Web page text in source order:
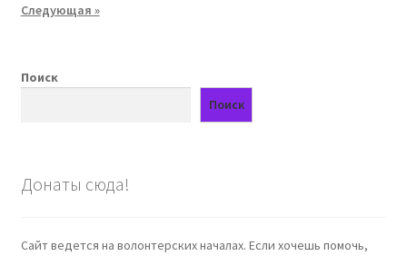
Следующая »
Поиск
Поиск
Донаты сюда!
Сайт ведется на волонтерских началах. Если хочешь помочь,